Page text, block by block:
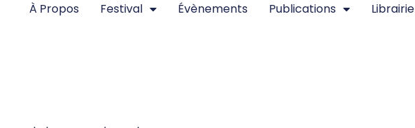
À Propos Festival Évènements Publications Librairie